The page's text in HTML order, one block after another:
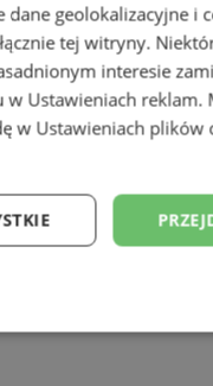
geolokalizacyjne i
tej witryny.
interesie
w Ustawieniach reklam.
w Ustawieniach plików